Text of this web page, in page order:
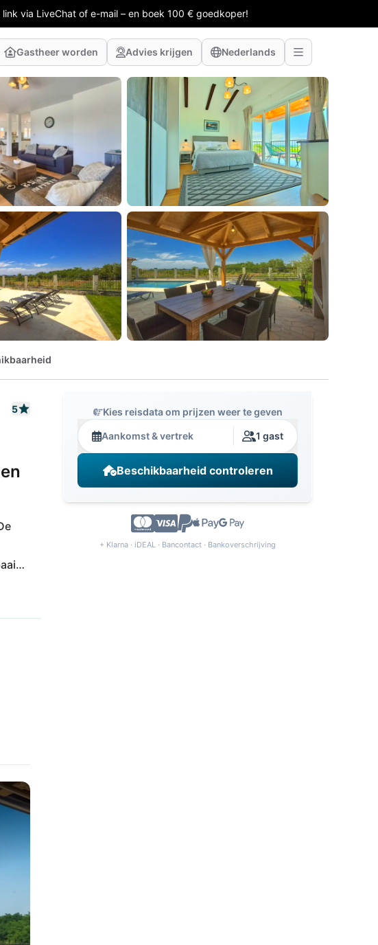
via LiveChat of e-mail – en boek 100 € goedkoper!
Gastheer worden Advies krijgen Nederlands
5 Kies reisdata om prijzen weer te geven
Aankomst & vertrek 1 gast
Beschikbaarheid controleren
+ Klarna · iDEAL · Bancontact · Bankoverschrijving